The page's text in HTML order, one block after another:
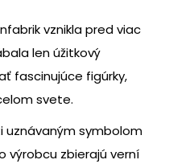
vznikla pred viac
len úžitkový
fascinujúce figúrky,
svete.
uznávaným symbolom
výrobcu zbierajú verní